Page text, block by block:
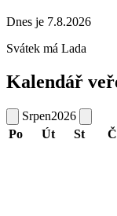
Dnes je 7.8.2026
Svátek má Lada
Kalendář
Srpen2026
Po
Út St